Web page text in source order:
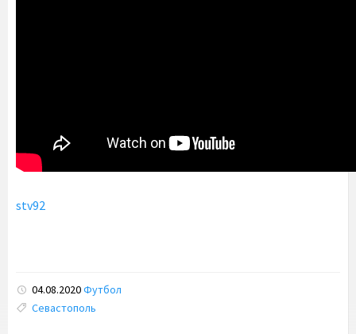
stv92
04.08.2020Футбол
Tags:
Севастополь